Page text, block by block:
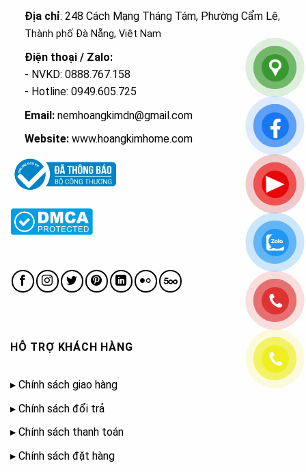
Địa chỉ: 248 Cách Mạng Tháng Tám, Phường Cẩm Lệ,
Thành phố Đà Nẵng, Việt Nam
Điện thoại / Zalo:
- NVKD: 0888.767.158
- Hotline: 0949.605.725
Email:nemhoangkimdn@gmail.com
Website: www.hoangkimhome.com
HỖ TRỢ KHÁCH HÀNG
▸ Chính sách giao hàng
▸ Chính sách đổi trả
▸ Chính sách thanh toán
▸ Chính sách đặt hàng